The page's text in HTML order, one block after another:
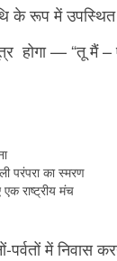
के रूप में उपस्थित
होगा — “तू मैं –
परंपरा का स्मरण
राष्ट्रीय मंच
पर्वतों में निवास